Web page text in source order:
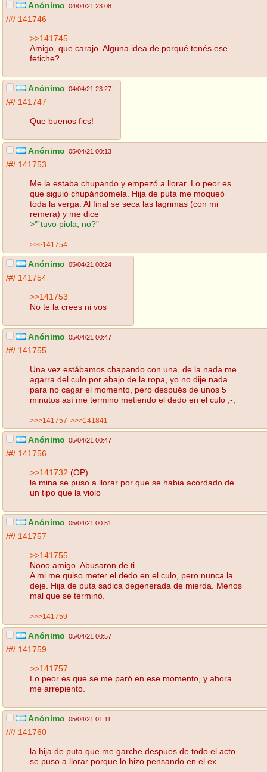
Anónimo 04/04/21 23:08
/#/ 141746
>>141745
Amigo, que carajo. Alguna idea de porqué tenés ese
fetiche?
Anónimo 04/04/21 23:27
/#/ 141747
Que buenos fics!
Anónimo 05/04/21 00:13
/#/ 141753
Me la estaba chupando y empezó a llorar. Lo peor es
que siguió chupándomela. Hija de puta me moqueó
toda la verga. Al final se seca las lagrimas (con mi
remera) y me dice
>"´tuvo piola, no?"
>>>141754
Anónimo 05/04/21 00:24
/#/ 141754
>>141753
No te la crees ni vos
Anónimo 05/04/21 00:47
/#/ 141755
Una vez estábamos chapando con una, de la nada me
agarra del culo por abajo de la ropa, yo no dije nada
para no cagar el momento, pero después de unos 5
minutos así me termino metiendo el dedo en el culo ;-;
>>>141757 >>>141841
Anónimo 05/04/21 00:47
/#/ 141756
>>141732 (OP)
la mina se puso a llorar por que se habia acordado de
un tipo que la violo
Anónimo 05/04/21 00:51
/#/ 141757
>>141755
Nooo amigo. Abusaron de ti.
A mi me quiso meter el dedo en el culo, pero nunca la
deje. Hija de puta sadica degenerada de mierda. Menos
mal que se terminó.
>>>141759
Anónimo 05/04/21 00:57
/#/ 141759
>>141757
Lo peor es que se me paró en ese momento, y ahora
me arrepiento.
Anónimo 05/04/21 01:11
/#/ 141760
la hija de puta que me garche despues de todo el acto
se puso a llorar porque lo hizo pensando en el ex